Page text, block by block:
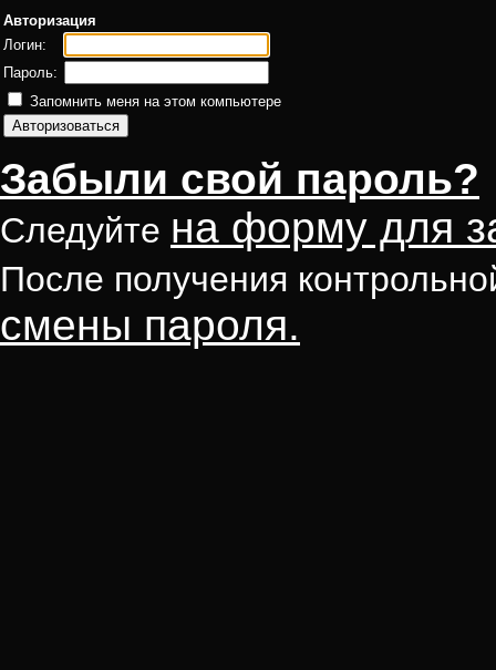
Авторизация
Логин:
Пароль:
Запомнить меня на этом компьютере
Забыли свой пароль?
Следуйте на форму для
После получения
смены пароля.